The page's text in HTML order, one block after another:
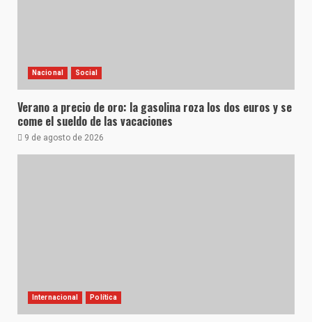
Nacional Social
Verano a precio de oro: la gasolina roza los dos euros y se
come el sueldo de las vacaciones
9 de agosto de 2026
Internacional Política